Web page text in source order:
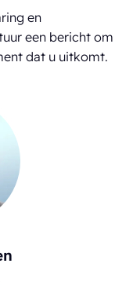
en
een bericht om
dat u uitkomt.